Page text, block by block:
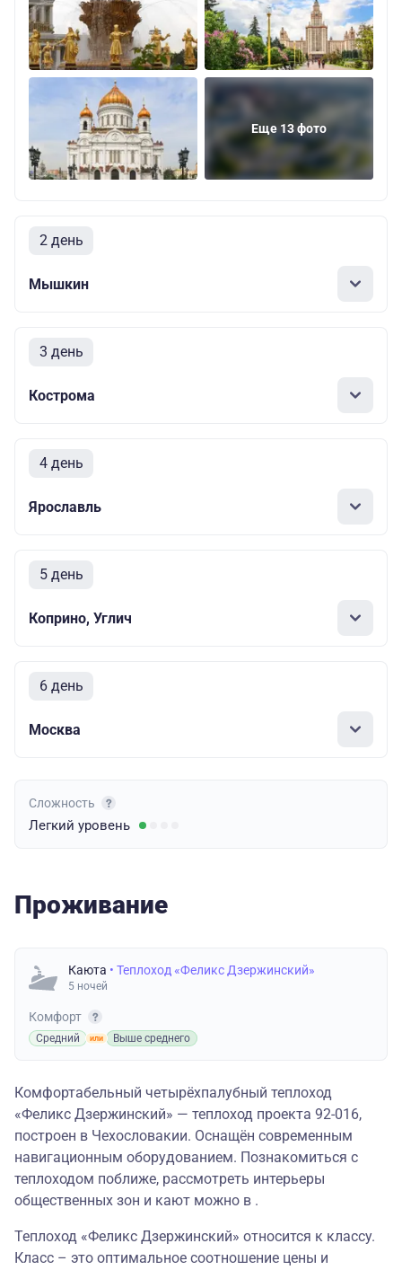
Еще 13 фото
2 день
Мышкин
3 день
Кострома
4 день
Ярославль
5 день
Коприно, Углич
6 день
Москва
Сложность
Легкий уровень
Проживание
Каюта • Теплоход «Феликс Дзержинский»
5 ночей
Комфорт
Средний Выше среднего
Комфортабельный четырёхпалубный теплоход
«Феликс Дзержинский» — теплоход проекта 92-016,
построен в Чехословакии. Оснащён современным
навигационным оборудованием. Познакомиться с
теплоходом поближе, рассмотреть интерьеры
общественных зон и кают можно в .
Теплоход «Феликс Дзержинский» относится к классу.
Класс – это оптимальное соотношение цены и